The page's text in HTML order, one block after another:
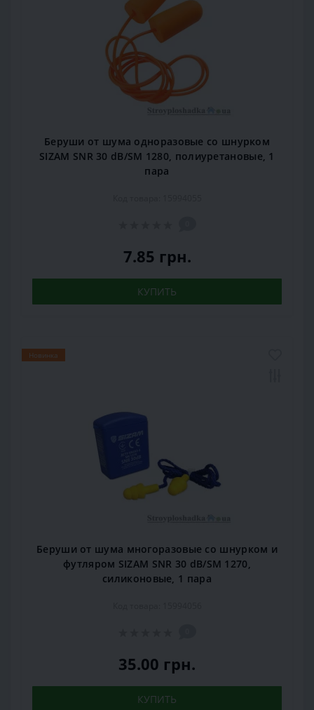
Беруши от шума одноразовые со шнурком
SIZAM SNR 30 dB/SM 1280, полиуретановые, 1
пара
7.85 грн.
КУПИТЬ
Новинка
Беруши от шума многоразовые со шнурком и
футляром SIZAM SNR 30 dB/SM 1270,
силиконовые, 1 пара
35.00 грн.
КУПИТЬ